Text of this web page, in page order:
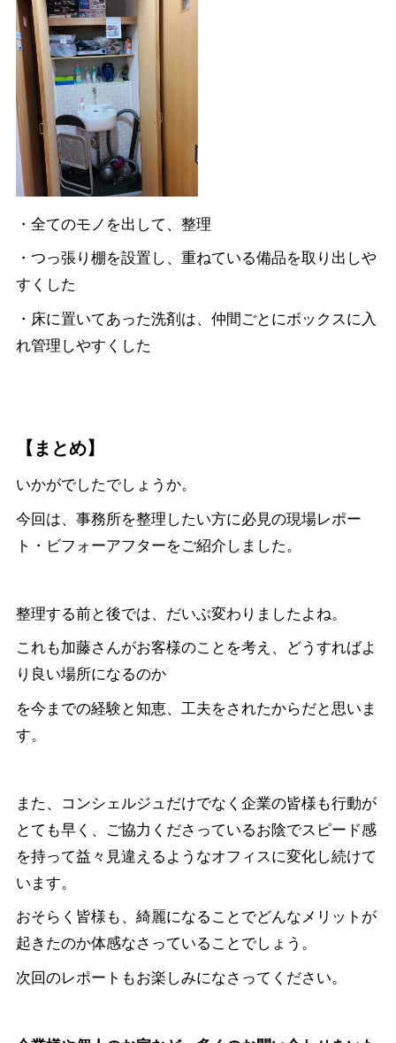
・全てのモノを出して、整理
・つっ張り棚を設置し、重ねている備品を取り出しや
すくした
・床に置いてあった洗剤は、仲間ごとにボックスに入
れ管理しやすくした
【まとめ】
いかがでしたでしょうか。
今回は、事務所を整理したい方に必見の現場レポー
ト・ビフォーアフターをご紹介しました。
整理する前と後では、だいぶ変わりましたよね。
これも加藤さんがお客様のことを考え、どうすればよ
り良い場所になるのか
を今までの経験と知恵、工夫をされたからだと思いま
す。
また、コンシェルジュだけでなく企業の皆様も行動が
とても早く、ご協力くださっているお陰でスピード感
を持って益々見違えるようなオフィスに変化し続けて
います。
おそらく皆様も、綺麗になることでどんなメリットが
起きたのか体感なさっていることでしょう。
次回のレポートもお楽しみになさってください。